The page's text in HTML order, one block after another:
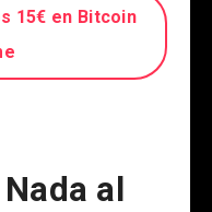
15€ en Bitcoin
al